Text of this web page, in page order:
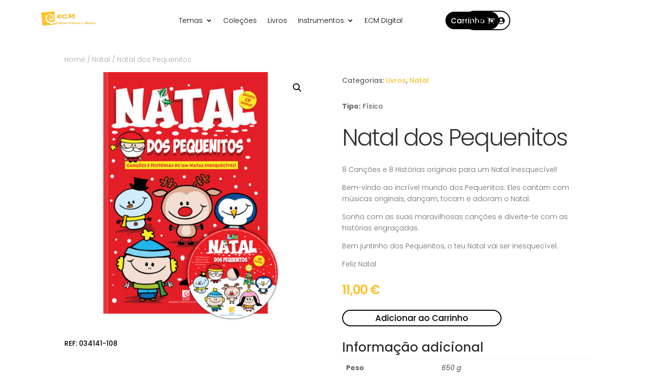
Temas Coleções Livros Instrumentos ECM Digital Carrinho
Conta
Home / Natal / Natal dos Pequenitos
REF: 034141-108
Categorias: Livros, Natal
Tipo: Físico
Natal dos Pequenitos
8 Canções e 8 Histórias originais para um Natal Inesquecível!
Bem-vindo ao incrível mundo dos Pequenitos. Eles cantam com
músicas originais, dançam, tocam e adoram o Natal.
Sonha com as suas maravilhosas canções e diverte-te com as
histórias engraçadas.
Bem juntinho dos Pequenitos, o teu Natal vai ser inesquecível.
Feliz Natal
11,00€
Adicionar ao Carrinho
Informação adicional
Peso
650 g